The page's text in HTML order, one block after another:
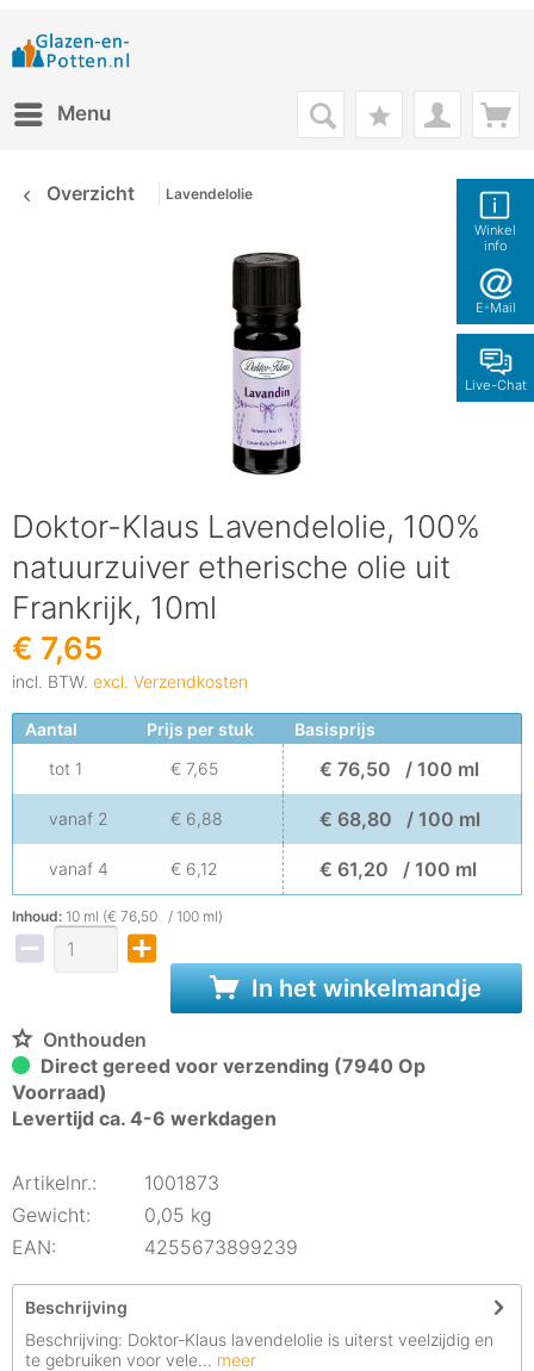
Winkel
info
E-Mail
Live-Chat
Menu
Overzicht Lavendelolie
Doktor-Klaus Lavendelolie, 100%
natuurzuiver etherische olie uit
Frankrijk, 10ml
€ 7,65
incl. BTW. excl. Verzendkosten
Aantal Prijs per stuk
Basisprijs
tot 1 € 7,65 € 76,50 / 100 ml
vanaf 2 € 6,88 € 68,80 / 100 ml
vanaf 4 € 6,12 € 61,20 / 100 ml
Inhoud: 10 ml (€ 76,50 / 100 ml)
In het winkelmandje
Onthouden
Direct gereed voor verzending (7940 Op
Voorraad)
Levertijd ca. 4-6 werkdagen
Artikelnr.:
1001873
Gewicht:
0,05 kg
EAN:
4255673899239
Beschrijving
Beschrijving: Doktor-Klaus lavendelolie is uiterst veelzijdig en
te gebruiken voor vele... meer